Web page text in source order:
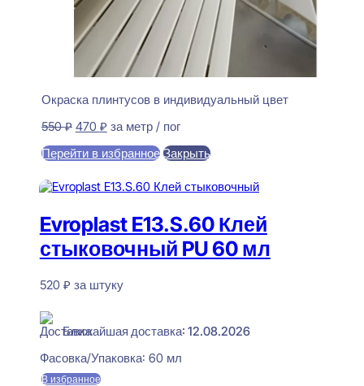
Окраска плинтусов в индивидуальный цвет
550₽ Первоначальная
составляла
470 ₽Текущая
470 ₽.
за метр / пог
Перейти в избранное Закрыть
Evroplast E13.S.60 Клей
стыковочный PU 60 мл
520 ₽ за штуку
Ближайшая доставка: 12.08.2026
Фасовка/Упаковка: 60 мл
В избранное